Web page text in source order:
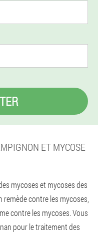
ET MYCOSE
mycoses et mycoses des
contre les mycoses,
contre les mycoses. Vous
pour le traitement des